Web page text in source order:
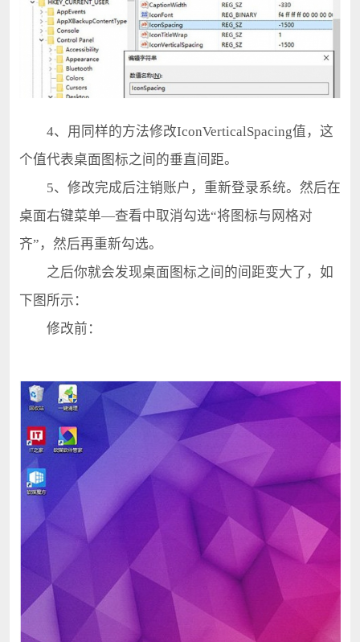
4、用同样的方法修改IconVerticalSpacing值，这
个值代表桌面图标之间的垂直间距。
5、修改完成后注销账户，重新登录系统。然后在
桌面右键菜单—查看中取消勾选“将图标与网格对
齐”，然后再重新勾选。
之后你就会发现桌面图标之间的间距变大了，如
下图所示：
修改前：